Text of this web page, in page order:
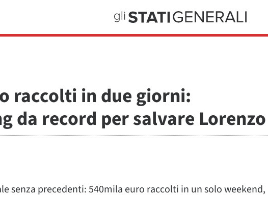
raccolti in due giorni:
da record per salvare Lorenzo
senza precedenti: 540mila euro raccolti in un solo weekend,